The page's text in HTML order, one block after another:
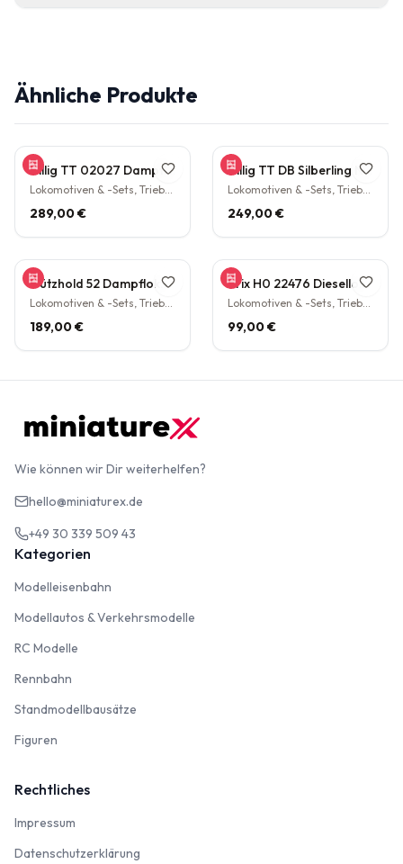
Ähnliche Produkte
Tillig TT 02027 Dampflokomotive BR 38.10 der DB Epoche III Personenzuglok Schlepptender rarität
Lokomotiven & -Sets, Triebwagen
289,00 €
Tillig TT DB Silberling Nahverkehrs-Zugset 4-teilig Steuerwagen Hasenkasten Köln HBF Epoche IV rarität
Lokomotiven & -Sets, Triebwagen
249,00 €
Gützhold 52 Dampflokomotive 32 700 DB Tender Epoche III DC NEM H0 1:87
Lokomotiven & -Sets, Triebwagen
189,00 €
Trix H0 22476 Diesellokomotive BR V160 003 DB NEM Epoche IV H0 1:87
Lokomotiven & -Sets, Triebwagen
99,00 €
Wie können wir Dir weiterhelfen?
hello@miniaturex.de
+49 30 339 509 43
Kategorien
Modelleisenbahn
Modellautos & Verkehrsmodelle
RC Modelle
Rennbahn
Standmodellbausätze
Figuren
Rechtliches
Impressum
Datenschutzerklärung